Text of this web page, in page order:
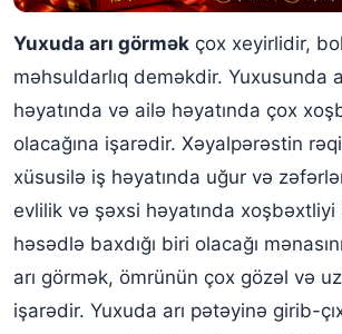
Yuxuda arı görmək çox xeyirlidir,
məhsuldarlıq deməkdir. Yuxusunda
həyatında və ailə həyatında çox
olacağına işarədir. Xəyalpərəstin
xüsusilə iş həyatında uğur və
evlilik və şəxsi həyatında xoşbəxtliyi
həsədlə baxdığı biri olacağı
arı görmək, ömrünün çox gözəl və
işarədir. Yuxuda arı pətəyinə girib-